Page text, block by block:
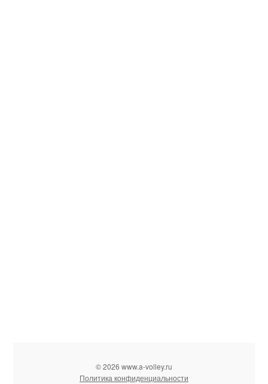
© 2026 www.a-volley.ru
Политика конфиденциальности